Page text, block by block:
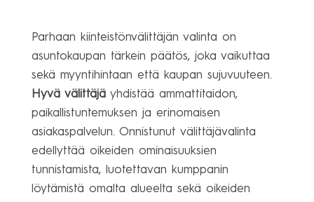
Parhaan kiinteistönvälittäjän valinta on
asuntokaupan tärkein päätös, joka vaikuttaa
sekä myyntihintaan että kaupan sujuvuuteen.
Hyvä välittäjäyhdistää ammattitaidon,
paikallistuntemuksen ja erinomaisen
asiakaspalvelun. Onnistunut välittäjävalinta
edellyttää oikeiden ominaisuuksien
tunnistamista, luotettavan kumppanin
löytämistä omalta alueelta sekä oikeiden